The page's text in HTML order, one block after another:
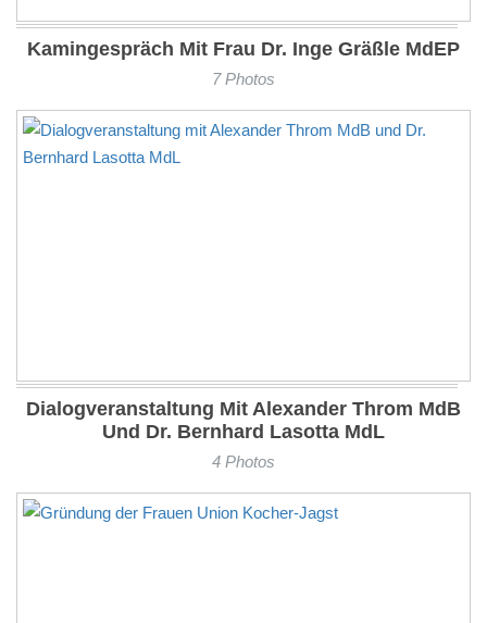
Kamingespräch Mit Frau Dr. Inge Gräßle MdEP
7 Photos
Dialogveranstaltung Mit Alexander Throm MdB
Und Dr. Bernhard Lasotta MdL
4 Photos